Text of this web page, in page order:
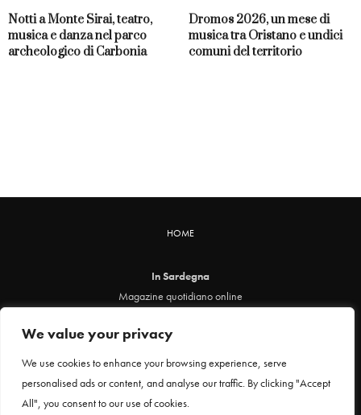
We value your privacy
We use cookies to enhance your browsing experience, serve
personalised ads or content, and analyse our traffic. By clicking "Accept
All", you consent to our use of cookies.
Notti a Monte Sirai, teatro,
musica e danza nel parco
archeologico di Carbonia
Dromos 2026, un mese di
musica tra Oristano e undici
comuni del territorio
HOME
In Sardegna
Magazine quotidiano online
Direttore responsabile ed editore: Claudia Marin
Piazza Santa Chiara, 49 - 00186 - Roma
P.IVA 12912621005
Testata online registrata al Tribunale di Roma al n. 29 del 24 febbraio 2021